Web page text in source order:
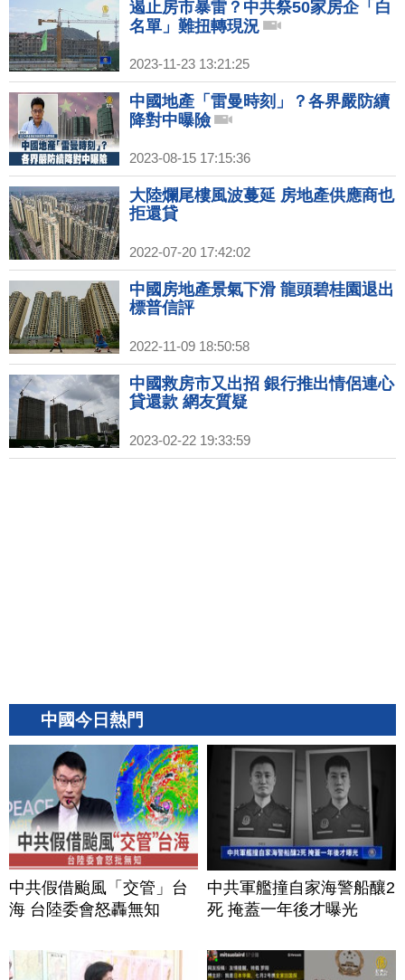
遏止房市暴雷？中共祭50家房企「白
名單」難扭轉現況
2023-11-23 13:21:25
中國地產「雷曼時刻」？各界嚴防續
降對中曝險
2023-08-15 17:15:36
大陸爛尾樓風波蔓延 房地產供應商也
拒還貸
2022-07-20 17:42:02
中國房地產景氣下滑 龍頭碧桂園退出
標普信評
2022-11-09 18:50:58
中國救房市又出招 銀行推出情侶連心
貸還款 網友質疑
2023-02-22 19:33:59
中國今日熱門
中共假借颱風「交管」台
海 台陸委會怒轟無知
中共軍艦撞自家海警船釀2
死 掩蓋一年後才曝光